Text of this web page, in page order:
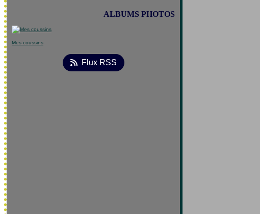
ALBUMS PHOTOS
Mes coussins
Flux RSS